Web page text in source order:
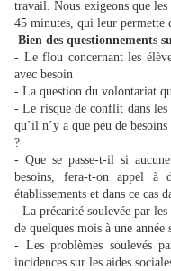
travail. Nous exigeons que
45 minutes, qui leur permette
Bien des questionnements
- Le flou concernant les
avec besoin
- La question du volontariat
- Le risque de conflit dans les
qu’il n’y a que peu de
?
- Que se passe-t-il si
besoins, fera-t-on appel à
établissements et dans ce cas
- La précarité soulevée par
de quelques mois à une
- Les problèmes soulevés
incidences sur les aides